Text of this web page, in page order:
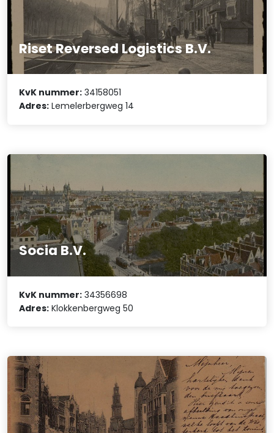
Riset Reversed Logistics B.V.
KvK nummer: 34158051
Adres: Lemelerbergweg 14
Socia B.V.
KvK nummer: 34356698
Adres: Klokkenbergweg 50